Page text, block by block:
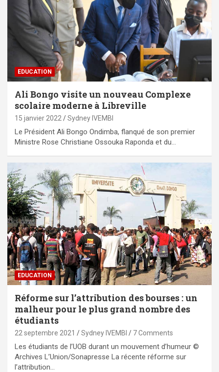
EDUCATION
Ali Bongo visite un nouveau Complexe
scolaire moderne à Libreville
15 janvier 2022 Sydney IVEMBI
Le Président Ali Bongo Ondimba, flanqué de son premier
Ministre Rose Christiane Ossouka Raponda et du…
EDUCATION
Réforme sur l’attribution des bourses : un
malheur pour le plus grand nombre des
étudiants
22 septembre 2021 Sydney IVEMBI 7 Comments
Les étudiants de l’UOB durant un mouvement d’humeur ©
Archives L’Union/Sonapresse La récente réforme sur
l’attribution…